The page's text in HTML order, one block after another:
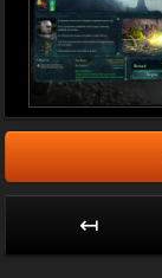
↤